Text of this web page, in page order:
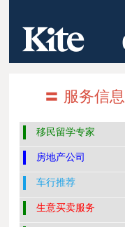
〓 服务信息
移民留学专家
房地产公司
车行推荐
生意买卖服务